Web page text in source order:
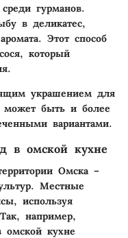
гурманов.
в деликатес,
Этот способ
который
украшением для
может быть и более
вариантами.
в омской кухне
Омска –
Местные
используя
например,
омской кухне